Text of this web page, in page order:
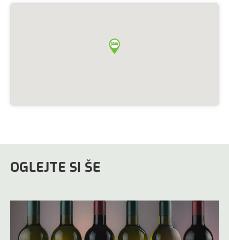
OGLEJTE SI ŠE